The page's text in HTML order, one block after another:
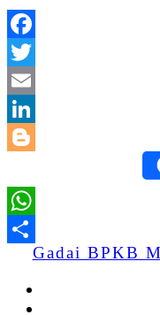
Gadai BPKB